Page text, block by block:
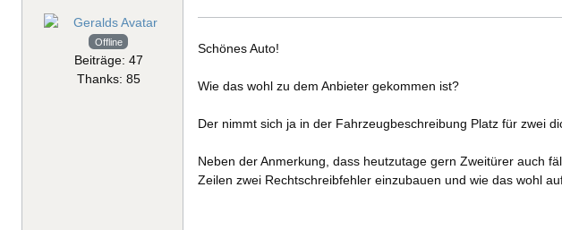
Offline
Beiträge: 47
Thanks: 85
Schönes Auto!
Wie das wohl zu dem Anbieter gekommen ist?
Der nimmt sich ja in der Fahrzeugbeschreibung Platz für zwei
Neben der Anmerkung, dass heutzutage gern Zweitürer auch
Zeilen zwei Rechtschreibfehler einzubauen und wie das wohl